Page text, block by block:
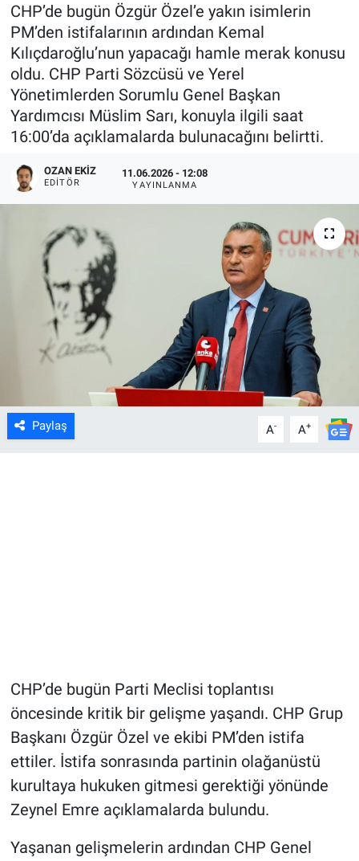
CHP’de bugün Özgür Özel’e yakın isimlerin
PM’den istifalarının ardından Kemal
Kılıçdaroğlu’nun yapacağı hamle merak konusu
oldu. CHP Parti Sözcüsü ve Yerel
Yönetimlerden Sorumlu Genel Başkan
Yardımcısı Müslim Sarı, konuyla ilgili saat
16:00’da açıklamalarda bulunacağını belirtti.
OZAN EKIZ
EDITÖR
11.06.2026 - 12:08
YAYINLANMA
Paylaş A- A+
CHP’de bugün Parti Meclisi toplantısı
öncesinde kritik bir gelişme yaşandı. CHP Grup
Başkanı Özgür Özel ve ekibi PM’den istifa
ettiler. İstifa sonrasında partinin olağanüstü
kurultaya hukuken gitmesi gerektiği yönünde
Zeynel Emre açıklamalarda bulundu.
Yaşanan gelişmelerin ardından CHP Genel